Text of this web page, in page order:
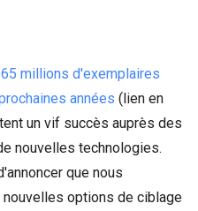
millions d'exemplaires
années (lien en
un vif succès auprès des
nouvelles technologies.
que nous
options de ciblage